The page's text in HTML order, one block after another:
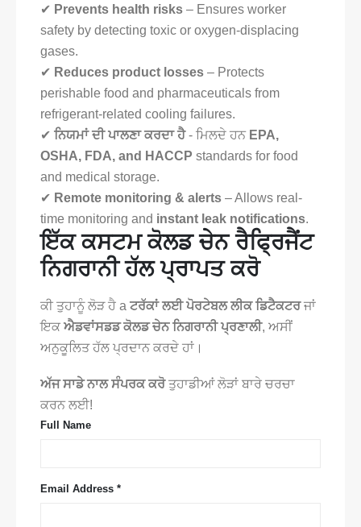
✔ Prevents health risks – Ensures worker
safety by detecting toxic or oxygen-displacing
gases.
✔ Reduces product losses – Protects
perishable food and pharmaceuticals from
refrigerant-related cooling failures.
✔ ਨਿਯਮਾਂ ਦੀ ਪਾਲਣਾ ਕਰਦਾ ਹੈ- ਮਿਲਦੇ ਹਨ EPA,
OSHA, FDA, and HACCP standards for food
and medical storage.
✔ Remote monitoring & alerts – Allows real-
time monitoring and instant leak notifications.
ਇੱਕ ਕਸਟਮ ਕੋਲਡ ਚੇਨ ਰੈਫ੍ਰਿਜੈਂਟ
ਨਿਗਰਾਨੀ ਹੱਲ ਪ੍ਰਾਪਤ ਕਰੋ
ਕੀ ਤੁਹਾਨੂੰ ਲੋੜ ਹੈ a ਟਰੱਕਾਂ ਲਈ ਪੋਰਟੇਬਲ ਲੀਕ ਡਿਟੈਕਟਰਜਾਂ
ਇਕ ਐਡਵਾਂਸਡਡ ਕੋਲਡ ਚੇਨ ਨਿਗਰਾਨੀ ਪ੍ਰਣਾਲੀ, ਅਸੀਂ
ਅਨੁਕੂਲਿਤ ਹੱਲ ਪ੍ਰਦਾਨ ਕਰਦੇ ਹਾਂ।
ਅੱਜ ਸਾਡੇ ਨਾਲ ਸੰਪਰਕ ਕਰੋਤੁਹਾਡੀਆਂ ਲੋੜਾਂ ਬਾਰੇ ਚਰਚਾ
ਕਰਨ ਲਈ!
Full Name
Email Address *